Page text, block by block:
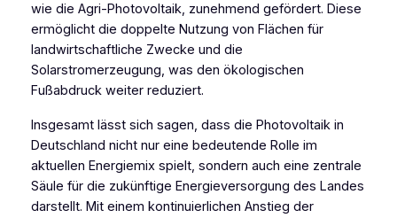
wie die Agri-Photovoltaik, zunehmend gefördert. Diese
ermöglicht die doppelte Nutzung von Flächen für
landwirtschaftliche Zwecke und die
Solarstromerzeugung, was den ökologischen
Fußabdruck weiter reduziert.
Insgesamt lässt sich sagen, dass die Photovoltaik in
Deutschland nicht nur eine bedeutende Rolle im
aktuellen Energiemix spielt, sondern auch eine zentrale
Säule für die zukünftige Energieversorgung des Landes
darstellt. Mit einem kontinuierlichen Anstieg der